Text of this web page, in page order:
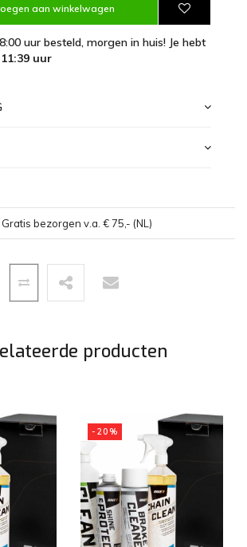
aan winkelwagen
uur besteld, morgen in huis! Je hebt
uur
Gratis bezorgen v.a. € 75,- (NL)
producten
-20%